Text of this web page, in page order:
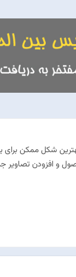
شکل ممکن
و افزودن